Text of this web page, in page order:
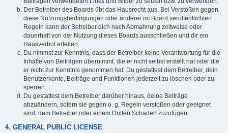
Der Betreiber des Boards übt das Hausrecht aus. Bei Verstößen gegen
diese Nutzungsbedingungen oder anderer im Board veröffentlichten
Regeln kann der Betreiber dich nach Abmahnung zeitweise oder
dauerhaft von der Nutzung dieses Boards ausschließen und dir ein
Hausverbot erteilen.
Du nimmst zur Kenntnis, dass der Betreiber keine Verantwortung für die
Inhalte von Beiträgen übernimmt, die er nicht selbst erstellt hat oder die
er nicht zur Kenntnis genommen hat. Du gestattest dem Betreiber, dein
Benutzerkonto, Beiträge und Funktionen jederzeit zu löschen oder zu
sperren.
Du gestattest dem Betreiber darüber hinaus, deine Beiträge
abzuändern, sofern sie gegen o. g. Regeln verstoßen oder geeignet
sind, dem Betreiber oder einem Dritten Schaden zuzufügen.
4. GENERAL PUBLIC LICENSE